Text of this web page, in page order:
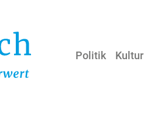
Politik Kultur